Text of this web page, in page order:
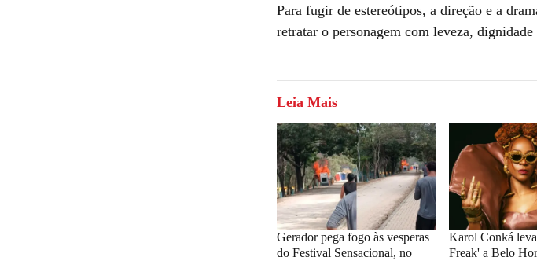
Para fugir de estereótipos, a direção e a
retratar o personagem com leveza,
Leia Mais
Gerador pega fogo às vesperas
do Festival Sensacional, no
Karol Conká
Freak' a Belo